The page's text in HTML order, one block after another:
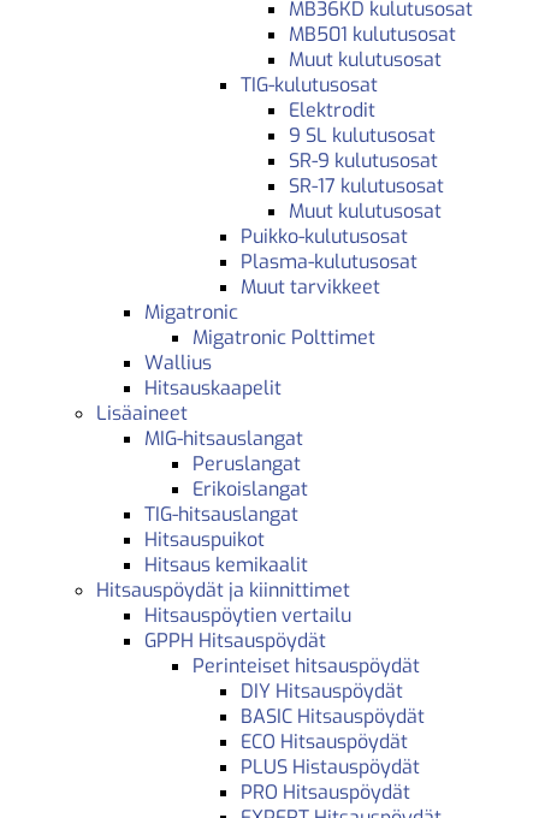
MB36KD kulutusosat
MB501 kulutusosat
Muut kulutusosat
TIG-kulutusosat
Elektrodit
9 SL kulutusosat
SR-9 kulutusosat
SR-17 kulutusosat
Muut kulutusosat
Puikko-kulutusosat
Plasma-kulutusosat
Muut tarvikkeet
Migatronic
Migatronic Polttimet
Wallius
Hitsauskaapelit
Lisäaineet
MIG-hitsauslangat
Peruslangat
Erikoislangat
TIG-hitsauslangat
Hitsauspuikot
Hitsaus kemikaalit
Hitsauspöydät ja kiinnittimet
Hitsauspöytien vertailu
GPPH Hitsauspöydät
Perinteiset hitsauspöydät
DIY Hitsauspöydät
BASIC Hitsauspöydät
ECO Hitsauspöydät
PLUS Histauspöydät
PRO Hitsauspöydät